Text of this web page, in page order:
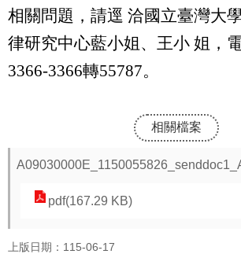
相關問題，請逕 洽國立臺灣大
律研究中心藍小姐、王小 姐，電
3366-3366轉55787。
相關檔案
pdf(167.29 KB)
上版日期：115-06-17